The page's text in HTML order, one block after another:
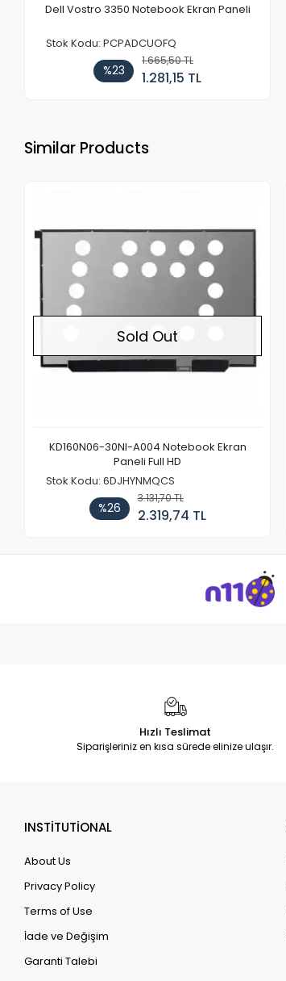
Dell Vostro 3350 Notebook Ekran Paneli
Stok Kodu: PCPADCUOFQ
%23
1.665,50 TL
1.281,15 TL
Similar Products
Sold Out
KD160N06-30NI-A004 Notebook Ekran
Paneli Full HD
Stok Kodu: 6DJHYNMQCS
%26
3.131,70 TL
2.319,74 TL
Hızlı Teslimat
Siparişleriniz en kısa sürede elinize ulaşır.
INSTİTUTİONAL
About Us
Privacy Policy
Terms of Use
İade ve Değişim
Garanti Talebi